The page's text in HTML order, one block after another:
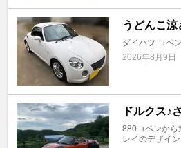
うどんこ
ダイハツ コペ
2026年8月9日
ドルクス♪
880コペンから
レイのデザイ